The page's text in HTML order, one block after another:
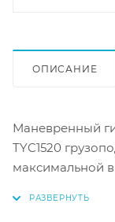
ОПИСАНИЕ
Маневренный
TYC1520
максимальной